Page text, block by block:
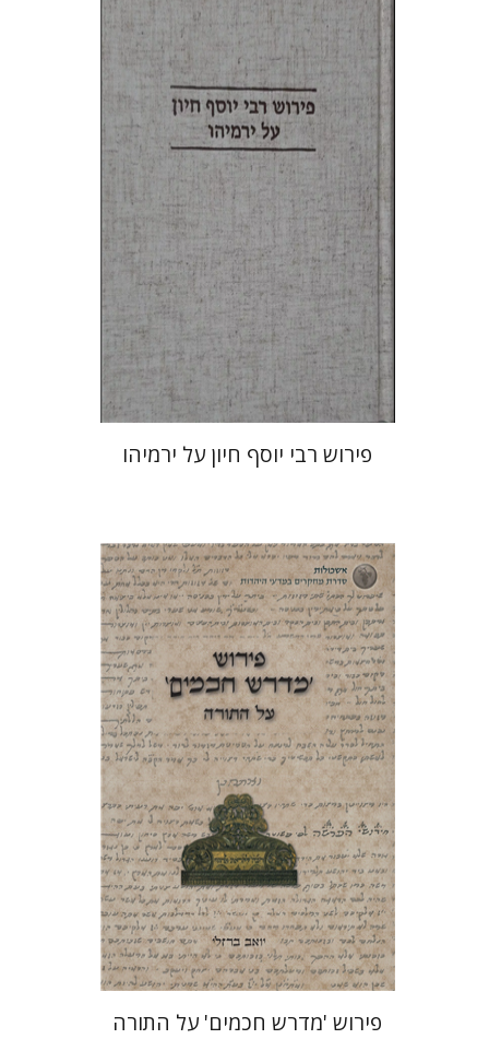
יוחנן קאפח
הנחת אתר ספר מודפס
$38
פירוש רבי יוסף חיון על ירמיהו
יואב ברזלי
עמוס גאולה
הנחת אתר ספר מודפס
$42
$38
פירוש 'מדרש חכמים' על התורה